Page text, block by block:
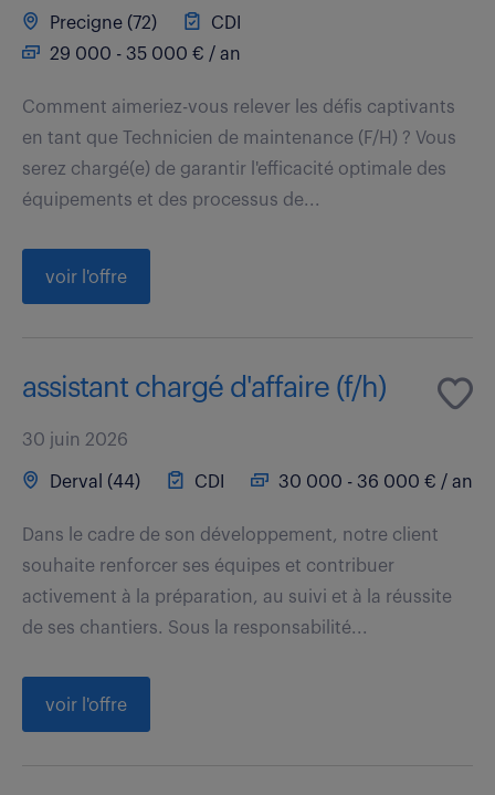
Precigne (72)
CDI
29 000 - 35 000 € / an
Comment aimeriez-vous relever les défis captivants
en tant que Technicien de maintenance (F/H) ? Vous
serez chargé(e) de garantir l'efficacité optimale des
équipements et des processus de...
voir l'offre
assistant chargé d'affaire (f/h)
30 juin 2026
Derval (44) CDI 30 000 - 36 000 € / an
Dans le cadre de son développement, notre client
souhaite renforcer ses équipes et contribuer
activement à la préparation, au suivi et à la réussite
de ses chantiers. Sous la responsabilité...
voir l'offre